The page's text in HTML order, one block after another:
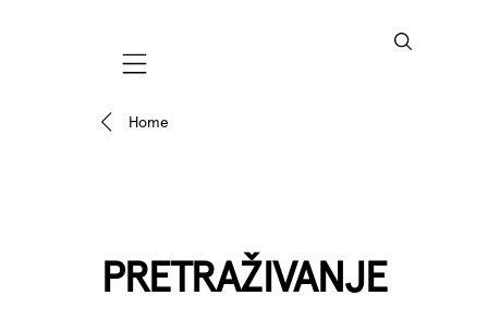
Mobile navigation
Home
PRETRAŽIVANJE